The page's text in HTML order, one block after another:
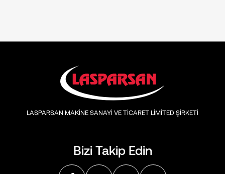
Bizi Takip Edin
LASPARSAN MAKİNE SANAYİ VE TİCARET LİMİTED ŞİRKETİ